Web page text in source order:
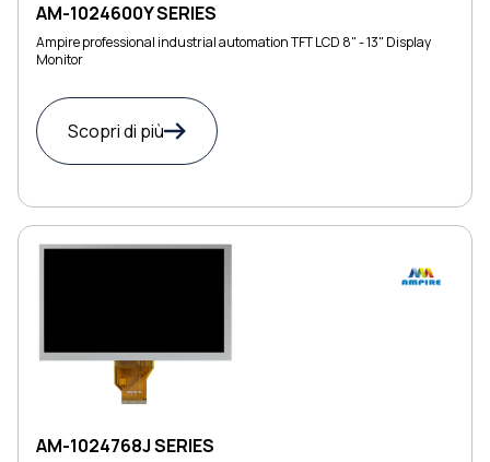
AM-1024600Y SERIES
Ampire professional industrial automation TFT LCD 8" - 13" Display
Monitor
Scopri di più
AM-1024768J SERIES